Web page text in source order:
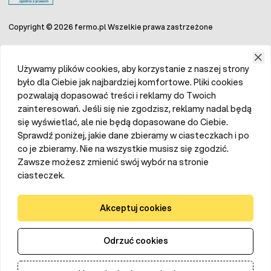
Copyright © 2026 fermo.pl Wszelkie prawa zastrzeżone
Używamy plików cookies, aby korzystanie z naszej strony
było dla Ciebie jak najbardziej komfortowe. Pliki cookies
pozwalają dopasować treści i reklamy do Twoich
zainteresowań. Jeśli się nie zgodzisz, reklamy nadal będą
się wyświetlać, ale nie będą dopasowane do Ciebie.
Sprawdź poniżej, jakie dane zbieramy w ciasteczkach i po
co je zbieramy. Nie na wszystkie musisz się zgodzić.
Zawsze możesz zmienić swój wybór na stronie
ciasteczek.
Akceptuj cookies
Odrzuć cookies